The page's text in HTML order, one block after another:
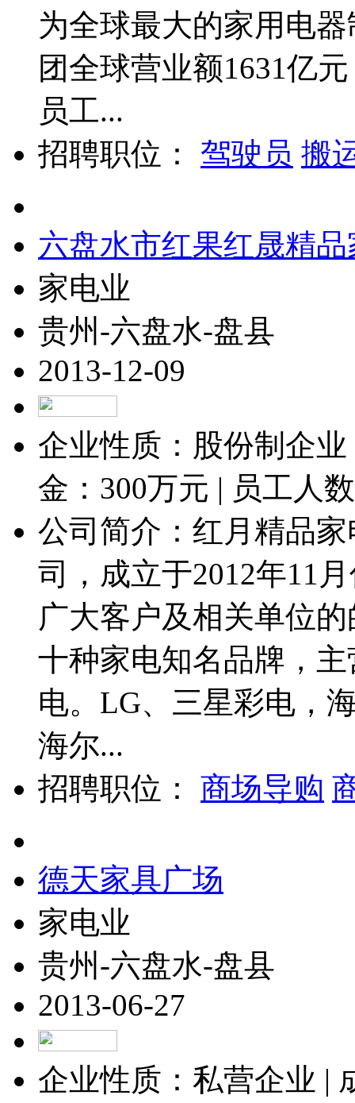
为全球最大的家用电
团全球营业额1631亿
员工...
招聘职位： 驾驶员 搬
六盘水市红果红晟精
家电业
贵州-六盘水-盘县
2013-12-09
企业性质：股份制企
金： 300万元 | 员工人
公司简介：红月精品
司，成立于2012年11
广大客户及相关单位
十种家电知名品牌，
电。LG、三星彩电，
海尔...
招聘职位： 商场导购
德天家具广场
家电业
贵州-六盘水-盘县
2013-06-27
企业性质：私营企业 |